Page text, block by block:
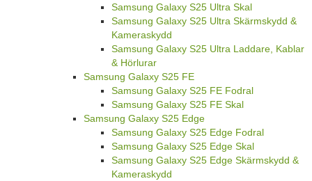
Samsung Galaxy S25 Ultra Skal
Samsung Galaxy S25 Ultra Skärmskydd &
Kameraskydd
Samsung Galaxy S25 Ultra Laddare, Kablar
& Hörlurar
Samsung Galaxy S25 FE
Samsung Galaxy S25 FE Fodral
Samsung Galaxy S25 FE Skal
Samsung Galaxy S25 Edge
Samsung Galaxy S25 Edge Fodral
Samsung Galaxy S25 Edge Skal
Samsung Galaxy S25 Edge Skärmskydd &
Kameraskydd